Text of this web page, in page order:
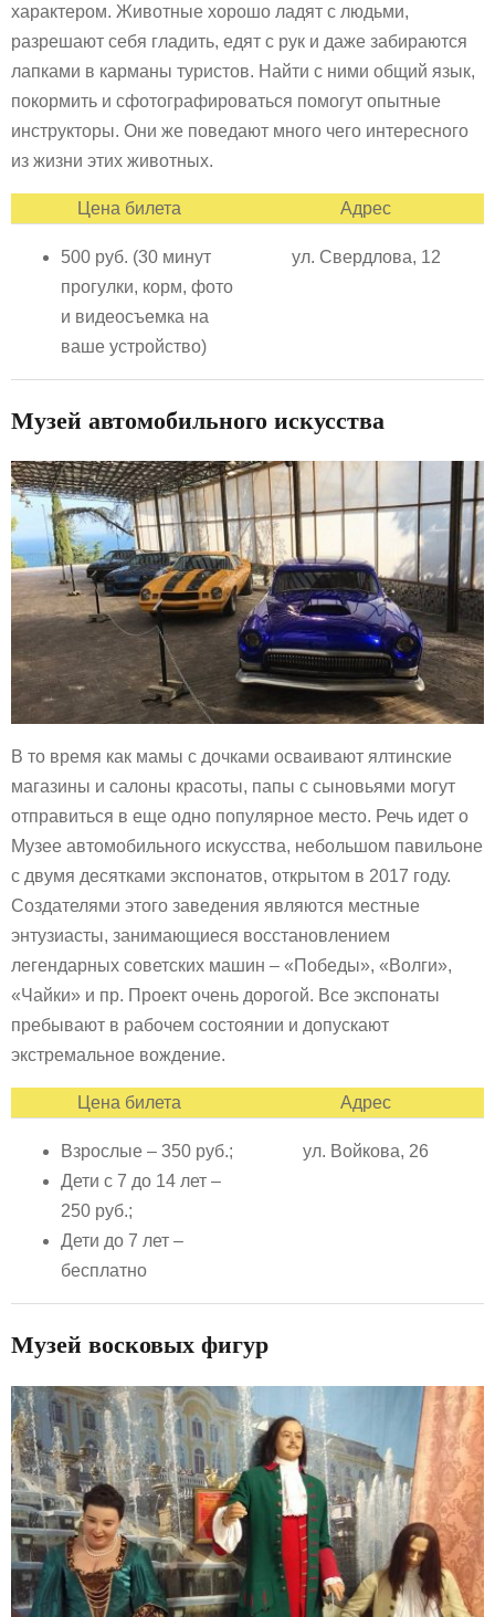
характером. Животные хорошо ладят с людьми,
разрешают себя гладить, едят с рук и даже забираются
лапками в карманы туристов. Найти с ними общий язык,
покормить и сфотографироваться помогут опытные
инструкторы. Они же поведают много чего интересного
из жизни этих животных.
Цена билета Адрес
500 руб. (30 минут
прогулки, корм, фото
и видеосъемка на
ваше устройство)
ул. Свердлова, 12
Музей автомобильного искусства
В то время как мамы с дочками осваивают ялтинские
магазины и салоны красоты, папы с сыновьями могут
отправиться в еще одно популярное место. Речь идет о
Музее автомобильного искусства, небольшом павильоне
с двумя десятками экспонатов, открытом в 2017 году.
Создателями этого заведения являются местные
энтузиасты, занимающиеся восстановлением
легендарных советских машин – «Победы», «Волги»,
«Чайки» и пр. Проект очень дорогой. Все экспонаты
пребывают в рабочем состоянии и допускают
экстремальное вождение.
Цена билета Адрес
Взрослые – 350 руб.;
Дети с 7 до 14 лет –
250 руб.;
Дети до 7 лет –
бесплатно
ул. Войкова, 26
Музей восковых фигур